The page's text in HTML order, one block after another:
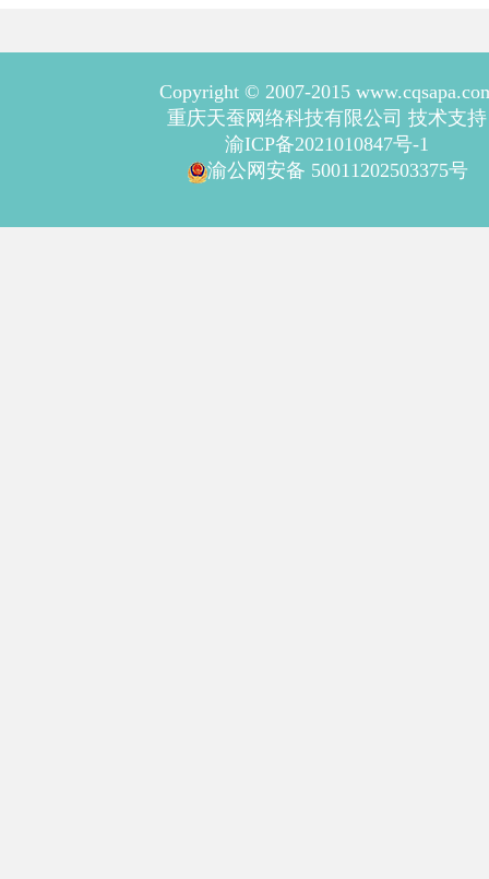
Copyright © 2007-2015
重庆天蚕网络科技有限公司 技术支持
渝ICP备2021010847号-1
渝公网安备 50011202503375号